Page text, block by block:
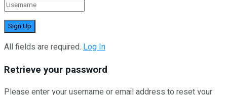
All fields are required. Log In
Retrieve your password
Please enter your username or email address to reset your